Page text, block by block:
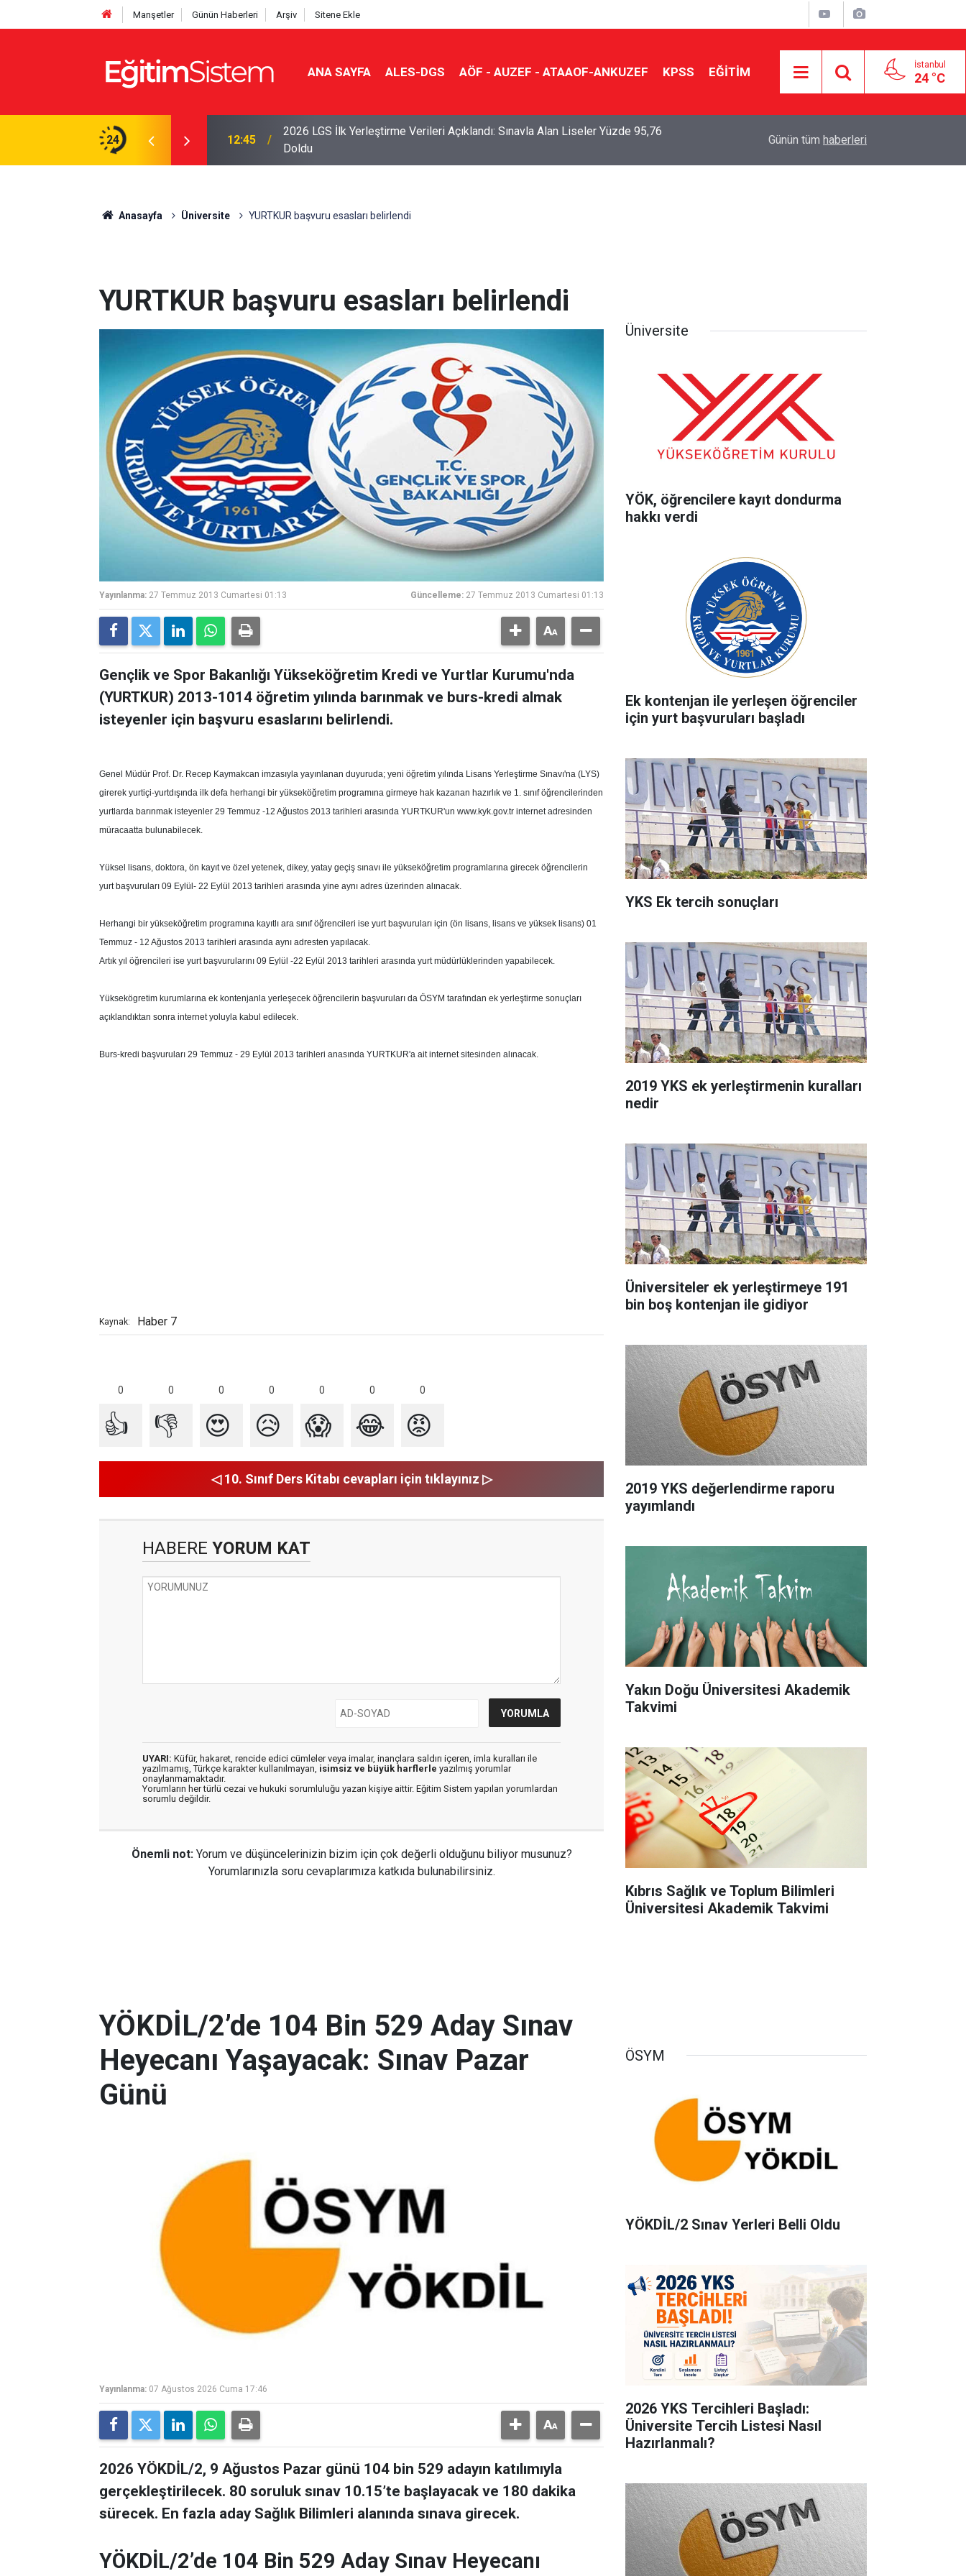
Manşetler Günün Haberleri Arşiv Sitene Ekle
ANA SAYFA ALES-DGS AÖF - AUZEF - ATAAOF-ANKUZEF KPSS EĞİTİM İstanbul
24 °C
24
Belli Oldu: İki Program 500 Puanla
12:45
2026 LGS İlk Yerleştirme Verileri Açıklandı: Sınavla Alan Liseler Yüzde 95,76
Doldu
Tercihine Yerleşti
Günün tüm haberleri
Anasayfa Üniversite YURTKUR başvuru esasları belirlendi
YURTKUR başvuru esasları belirlendi
Yayınlanma: 27 Temmuz 2013 Cumartesi 01:13 Güncelleme: 27 Temmuz 2013 Cumartesi 01:13
Gençlik ve Spor Bakanlığı Yükseköğretim Kredi ve Yurtlar Kurumu'nda
(YURTKUR) 2013-1014 öğretim yılında barınmak ve burs-kredi almak
isteyenler için başvuru esaslarını belirlendi.
Genel Müdür Prof. Dr. Recep Kaymakcan imzasıyla yayınlanan duyuruda; yeni öğretim yılında Lisans Yerleştirme Sınavı'na (LYS)
girerek yurtiçi-yurtdışında ilk defa herhangi bir yükseköğretim programına girmeye hak kazanan hazırlık ve 1. sınıf öğrencilerinden
yurtlarda barınmak isteyenler 29 Temmuz -12 Ağustos 2013 tarihleri arasında YURTKUR'un www.kyk.gov.tr internet adresinden
müracaatta bulunabilecek.
Yüksel lisans, doktora, ön kayıt ve özel yetenek, dikey, yatay geçiş sınavı ile yükseköğretim programlarına girecek öğrencilerin
yurt başvuruları 09 Eylül- 22 Eylül 2013 tarihleri arasında yine aynı adres üzerinden alınacak.
Herhangi bir yükseköğretim programına kayıtlı ara sınıf öğrencileri ise yurt başvuruları için (ön lisans, lisans ve yüksek lisans) 01
Temmuz - 12 Ağustos 2013 tarihleri arasında aynı adresten yapılacak.
Artık yıl öğrencileri ise yurt başvurularını 09 Eylül -22 Eylül 2013 tarihleri arasında yurt müdürlüklerinden yapabilecek.
Yüksekögretim kurumlarına ek kontenjanla yerleşecek öğrencilerin başvuruları da ÖSYM tarafından ek yerleştirme sonuçları
açıklandıktan sonra internet yoluyla kabul edilecek.
Burs-kredi başvuruları 29 Temmuz - 29 Eylül 2013 tarihleri anasında YURTKUR'a ait internet sitesinden alınacak.
Kaynak: Haber 7
0 0 0 0 0 0 0
👍 👎 😍 😥 😱 😂 😡
◁ 10. Sınıf Ders Kitabı cevapları için tıklayınız ▷
HABERE YORUM KAT
UYARI: Küfür, hakaret, rencide edici cümleler veya imalar, inançlara saldırı içeren, imla kuralları ile
yazılmamış, Türkçe karakter kullanılmayan, isimsiz ve büyük harflerle yazılmış yorumlar
onaylanmamaktadır.
Yorumların her türlü cezai ve hukuki sorumluluğu yazan kişiye aittir. Eğitim Sistem yapılan yorumlardan
sorumlu değildir.
Önemli not: Yorum ve düşüncelerinizin bizim için çok değerli olduğunu biliyor musunuz?
Yorumlarınızla soru cevaplarımıza katkıda bulunabilirsiniz.
Üniversite
YÖK, öğrencilere kayıt dondurma
hakkı verdi
Ek kontenjan ile yerleşen öğrenciler
için yurt başvuruları başladı
YKS Ek tercih sonuçları
2019 YKS ek yerleştirmenin kuralları
nedir
Üniversiteler ek yerleştirmeye 191
bin boş kontenjan ile gidiyor
2019 YKS değerlendirme raporu
yayımlandı
Yakın Doğu Üniversitesi Akademik
Takvimi
Kıbrıs Sağlık ve Toplum Bilimleri
Üniversitesi Akademik Takvimi
YÖKDİL/2’de 104 Bin 529 Aday Sınav
Heyecanı Yaşayacak: Sınav Pazar
Günü
Yayınlanma: 07 Ağustos 2026 Cuma 17:46
2026 YÖKDİL/2, 9 Ağustos Pazar günü 104 bin 529 adayın katılımıyla
gerçekleştirilecek. 80 soruluk sınav 10.15’te başlayacak ve 180 dakika
sürecek. En fazla aday Sağlık Bilimleri alanında sınava girecek.
YÖKDİL/2’de 104 Bin 529 Aday Sınav Heyecanı
ÖSYM
YÖKDİL/2 Sınav Yerleri Belli Oldu
2026 YKS Tercihleri Başladı:
Üniversite Tercih Listesi Nasıl
Hazırlanmalı?